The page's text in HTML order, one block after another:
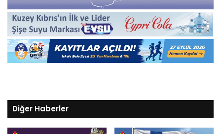
Diğer Haberler